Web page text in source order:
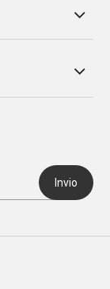
Invio